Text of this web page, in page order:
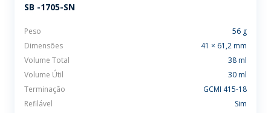
SB -1705-SN
Peso
56 g
Dimensões
41 × 61,2 mm
Volume Total
38 ml
Volume Útil
30 ml
Terminação
GCMI 415-18
Refilável
Sim